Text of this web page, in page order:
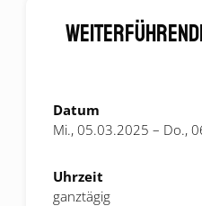
Datum
Mi., 05.03.2025 – Do.,
Uhrzeit
ganztägig